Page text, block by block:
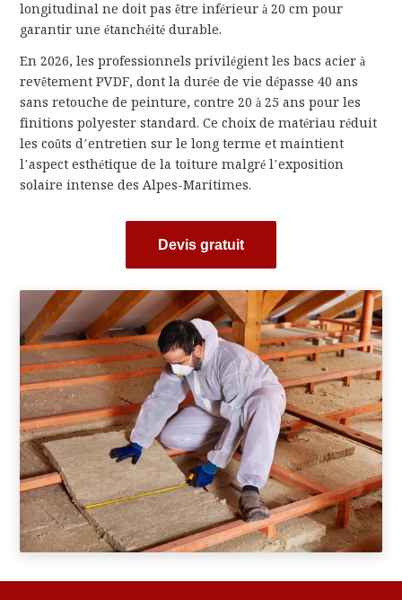
longitudinal ne doit pas être inférieur à 20 cm pour
garantir une étanchéité durable.
En 2026, les professionnels privilégient les bacs acier à
revêtement PVDF, dont la durée de vie dépasse 40 ans
sans retouche de peinture, contre 20 à 25 ans pour les
finitions polyester standard. Ce choix de matériau réduit
les coûts d’entretien sur le long terme et maintient
l’aspect esthétique de la toiture malgré l’exposition
solaire intense des Alpes-Maritimes.
Devis gratuit